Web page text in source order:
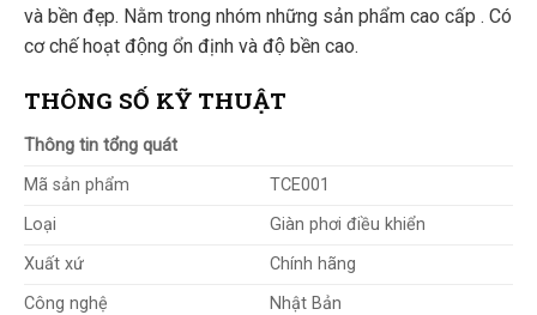
và bền đẹp. Nằm trong nhóm những sản phẩm cao cấp . Có
cơ chế hoạt động ổn định và độ bền cao.
THÔNG SỐ KỸ THUẬT
Thông tin tổng quát
Mã sản phẩm
TCE001
Loại
Giàn phơi điều khiển
Xuất xứ
Chính hãng
Công nghệ
Nhật Bản